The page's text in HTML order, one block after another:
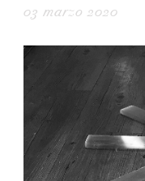
03 marzo 2020